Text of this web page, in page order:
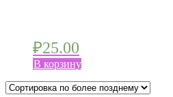
₽25.00
В корзину